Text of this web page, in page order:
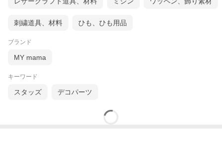
刺繍道具、材料 ひも、ひも用品
ブランド
MY mama
キーワード
スタッズ デコパーツ